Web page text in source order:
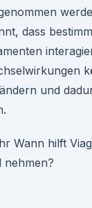
dass
und
Wann hilft
nehmen?